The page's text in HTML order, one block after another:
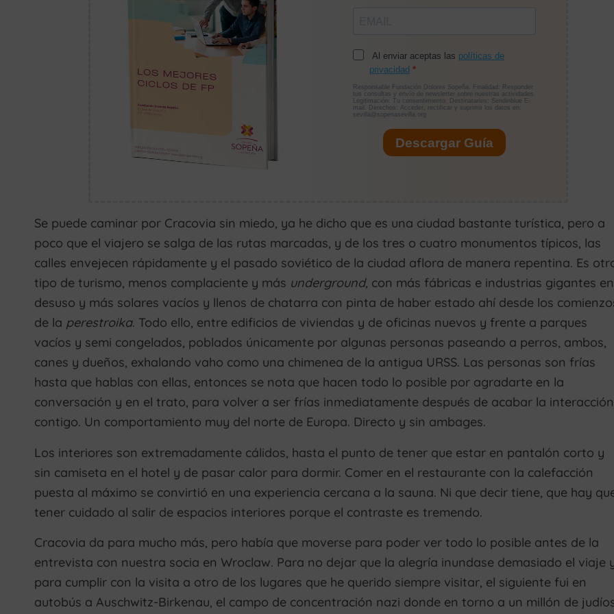
Se puede caminar por Cracovia sin miedo, ya he dicho que es una ciudad bastante turística, pero a
poco que el viajero se salga de las rutas marcadas, y de los tres o cuatro monumentos típicos, las
calles envejecen rápidamente y el pasado soviético de la ciudad aflora de manera repentina. Es
tipo de turismo, menos complaciente y más underground, con más fábricas e industrias gigantes en
desuso y más solares vacíos y llenos de chatarra con pinta de haber estado ahí desde los
de la perestroika. Todo ello, entre edificios de viviendas y de oficinas nuevos y frente a parques
vacíos y semi congelados, poblados únicamente por algunas personas paseando a perros, ambos,
canes y dueños, exhalando vaho como una chimenea de la antigua URSS. Las personas son frías
hasta que hablas con ellas, entonces se nota que hacen todo lo posible por agradarte en la
conversación y en el trato, para volver a ser frías inmediatamente después de acabar la interacción
contigo. Un comportamiento muy del norte de Europa. Directo y sin ambages.
Los interiores son extremadamente cálidos, hasta el punto de tener que estar en pantalón corto y
sin camiseta en el hotel y de pasar calor para dormir. Comer en el restaurante con la calefacción
puesta al máximo se convirtió en una experiencia cercana a la sauna. Ni que decir tiene, que hay
tener cuidado al salir de espacios interiores porque el contraste es tremendo.
Cracovia da para mucho más, pero había que moverse para poder ver todo lo posible antes de la
entrevista con nuestra socia en Wroclaw. Para no dejar que la alegría inundase demasiado el viaje
para cumplir con la visita a otro de los lugares que he querido siempre visitar, el siguiente fui en
autobús a Auschwitz-Birkenau, el campo de concentración nazi donde en torno a un millón de